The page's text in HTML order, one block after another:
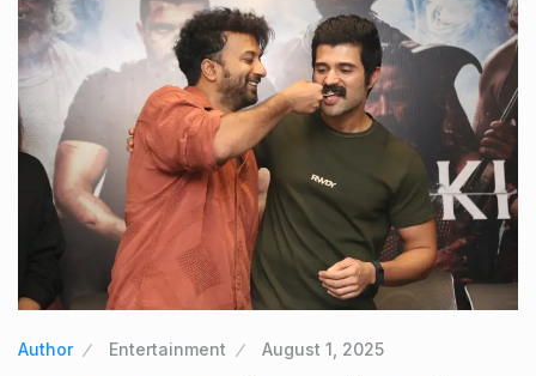
Author Entertainment August 1, 2025